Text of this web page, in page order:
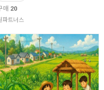
매 20
파트너스